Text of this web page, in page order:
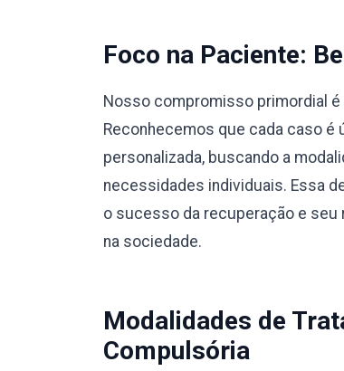
Foco na Paciente:
Nosso compromisso primordial
Reconhecemos que cada caso é
personalizada, buscando a
necessidades individuais. Essa
o sucesso da recuperação e seu
na sociedade.
Modalidades de
Compulsória